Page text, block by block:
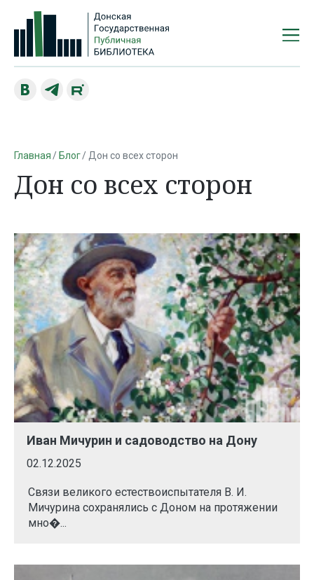
Главная Блог Дон со всех сторон
Дон со всех сторон
Иван Мичурин и садоводство на Дону
02.12.2025
Связи великого естествоиспытателя В. И.
Мичурина сохранялись с Доном на протяжении
мно�...